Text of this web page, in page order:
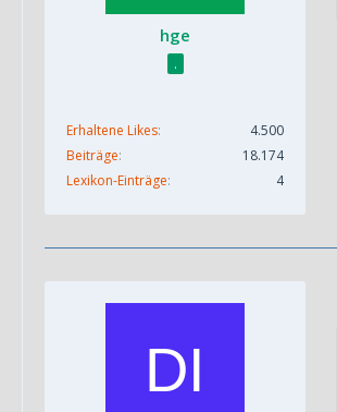
hge
.
Erhaltene Likes
4.500
Beiträge
18.174
Lexikon-Einträge
4